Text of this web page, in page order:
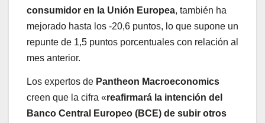
consumidor en la Unión Europea, también ha
mejorado hasta los -20,6 puntos, lo que supone un
repunte de 1,5 puntos porcentuales con relación al
mes anterior.
Los expertos de Pantheon Macroeconomics
creen que la cifra «reafirmará la intención del
Banco Central Europeo (BCE) de subir otros